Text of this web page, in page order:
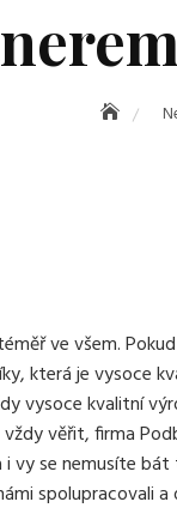
ve všem.
která je vysoce
vysoce kvalitní
věřit, firma
vy se nemusíte
spolupracovali